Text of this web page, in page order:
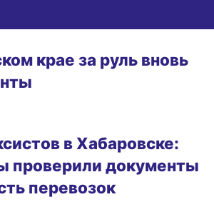
крае за руль вновь
в Хабаровске:
проверили документы
перевозок